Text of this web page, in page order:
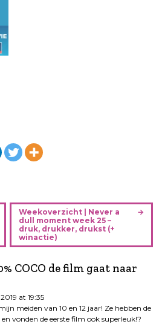
Weekoverzicht | Never a
dull moment week 25 –
druk, drukker, drukst (+
winactie)
COCO de film gaat naar
at 19:35
meiden van 10 en 12 jaar! Ze hebben de
vonden de eerste film ook superleuk!?